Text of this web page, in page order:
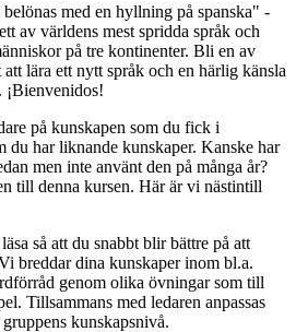
med en hyllning på spanska" -
av världens mest spridda språk och
på tre kontinenter. Bli en av
lära ett nytt språk och en härlig känsla
¡Bienvenidos!
på kunskapen som du fick i
du har liknande kunskaper. Kanske har
men inte använt den på många år?
till denna kursen. Här är vi nästintill
så att du snabbt blir bättre på att
breddar dina kunskaper inom bl.a.
genom olika övningar som till
Tillsammans med ledaren anpassas
kunskapsnivå.